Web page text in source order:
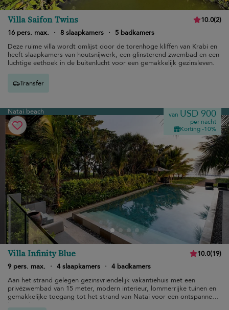
Villa Saifon Twins 10.0(2)
16 pers. max.
· 8 slaapkamers ·
5 badkamers
Deze ruime villa wordt omlijst door de torenhoge kliffen van Krabi en
heeft slaapkamers van houtsnijwerk, een glinsterend zwembad en een
luchtige eethoek in de buitenlucht voor een gemakkelijk gezinsleven.
Transfer
Natai beach van USD 900
per nacht
Korting -10%
Villa Infinity Blue 10.0(19)
9 pers. max.
· 4 slaapkamers · 4 badkamers
Aan het strand gelegen gezinsvriendelijk vakantiehuis met een
privézwembad van 15 meter, modern interieur, lommerrijke tuinen en
gemakkelijke toegang tot het strand van Natai voor een ontspannen
luxe vakantie.